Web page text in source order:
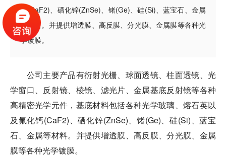
钙(CaF2)、硒化锌(ZnSe)、锗(Ge)、硅(Si)、蓝宝石、金属
等材料。并提供增透膜、高反膜、分光膜、金属膜等各种光
学镀膜。
公司主要产品有衍射光栅、球面透镜、柱面透镜、光
学窗口、反射镜、棱镜、滤光片、金属基底反射镜等各种
高精密光学元件，基底材料包括各种光学玻璃、熔石英以
及氟化钙(CaF2)、硒化锌(ZnSe)、锗(Ge)、硅(Si)、蓝宝
石、金属等材料。并提供增透膜、高反膜、分光膜、金属
膜等各种光学镀膜。